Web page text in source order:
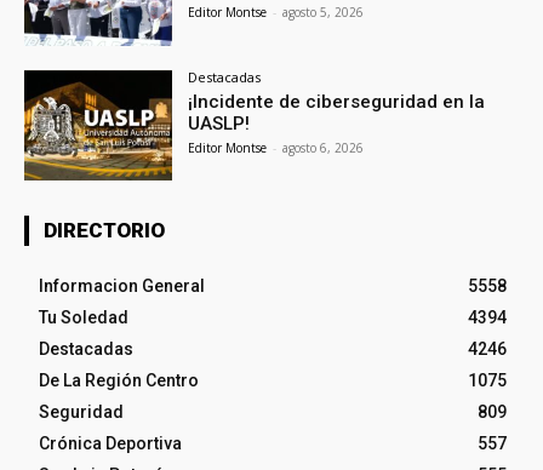
Editor Montse - agosto 5, 2026
Destacadas
¡Incidente de ciberseguridad en la
UASLP!
Editor Montse - agosto 6, 2026
DIRECTORIO
Informacion General
5558
Tu Soledad
4394
Destacadas
4246
De La Región Centro
1075
Seguridad
809
Crónica Deportiva
557